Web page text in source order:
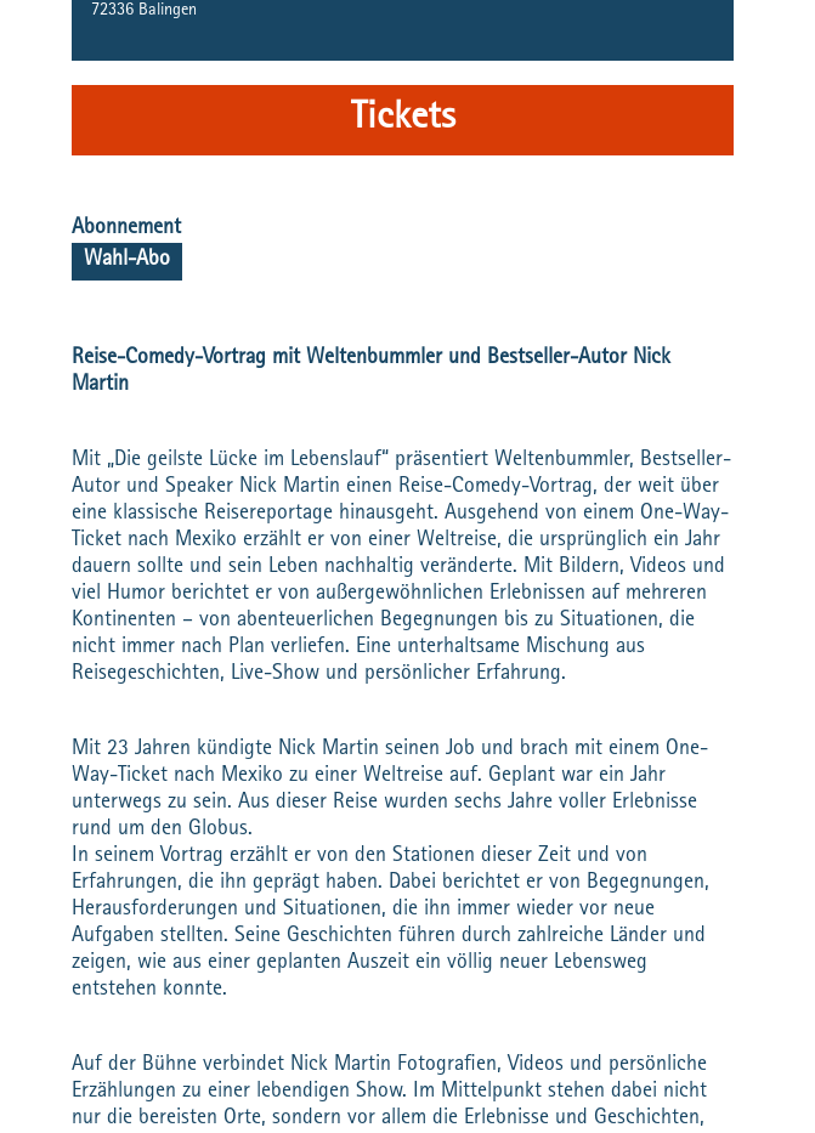
72336 Balingen
Tickets
Abonnement
Wahl-Abo
Reise-Comedy-Vortrag mit Weltenbummler und Bestseller-Autor Nick
Martin
Mit „Die geilste Lücke im Lebenslauf“ präsentiert Weltenbummler, Bestseller-
Autor und Speaker Nick Martin einen Reise-Comedy-Vortrag, der weit über
eine klassische Reisereportage hinausgeht. Ausgehend von einem One-Way-
Ticket nach Mexiko erzählt er von einer Weltreise, die ursprünglich ein Jahr
dauern sollte und sein Leben nachhaltig veränderte. Mit Bildern, Videos und
viel Humor berichtet er von außergewöhnlichen Erlebnissen auf mehreren
Kontinenten – von abenteuerlichen Begegnungen bis zu Situationen, die
nicht immer nach Plan verliefen. Eine unterhaltsame Mischung aus
Reisegeschichten, Live-Show und persönlicher Erfahrung.
Mit 23 Jahren kündigte Nick Martin seinen Job und brach mit einem One-
Way-Ticket nach Mexiko zu einer Weltreise auf. Geplant war ein Jahr
unterwegs zu sein. Aus dieser Reise wurden sechs Jahre voller Erlebnisse
rund um den Globus.
In seinem Vortrag erzählt er von den Stationen dieser Zeit und von
Erfahrungen, die ihn geprägt haben. Dabei berichtet er von Begegnungen,
Herausforderungen und Situationen, die ihn immer wieder vor neue
Aufgaben stellten. Seine Geschichten führen durch zahlreiche Länder und
zeigen, wie aus einer geplanten Auszeit ein völlig neuer Lebensweg
entstehen konnte.
Auf der Bühne verbindet Nick Martin Fotografien, Videos und persönliche
Erzählungen zu einer lebendigen Show. Im Mittelpunkt stehen dabei nicht
nur die bereisten Orte, sondern vor allem die Erlebnisse und Geschichten,